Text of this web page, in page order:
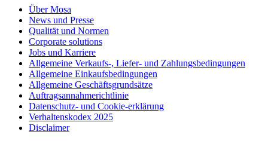
Über Mosa
News und Presse
Qualität und Normen
Corporate solutions
Jobs und Karriere
Allgemeine Verkaufs-, Liefer- und Zahlungsbedingungen
Allgemeine Einkaufsbedingungen
Allgemeine Geschäftsgrundsätze
Auftragsannahmerichtlinie
Datenschutz- und Cookie-erklärung
Verhaltenskodex 2025
Disclaimer